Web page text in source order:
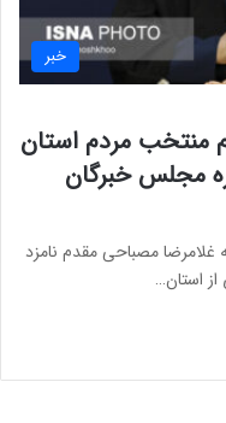
خبر
منتخب مردم استان
مجلس خبرگان
غلامرضا مصباحی مقدم نامزد
استان…